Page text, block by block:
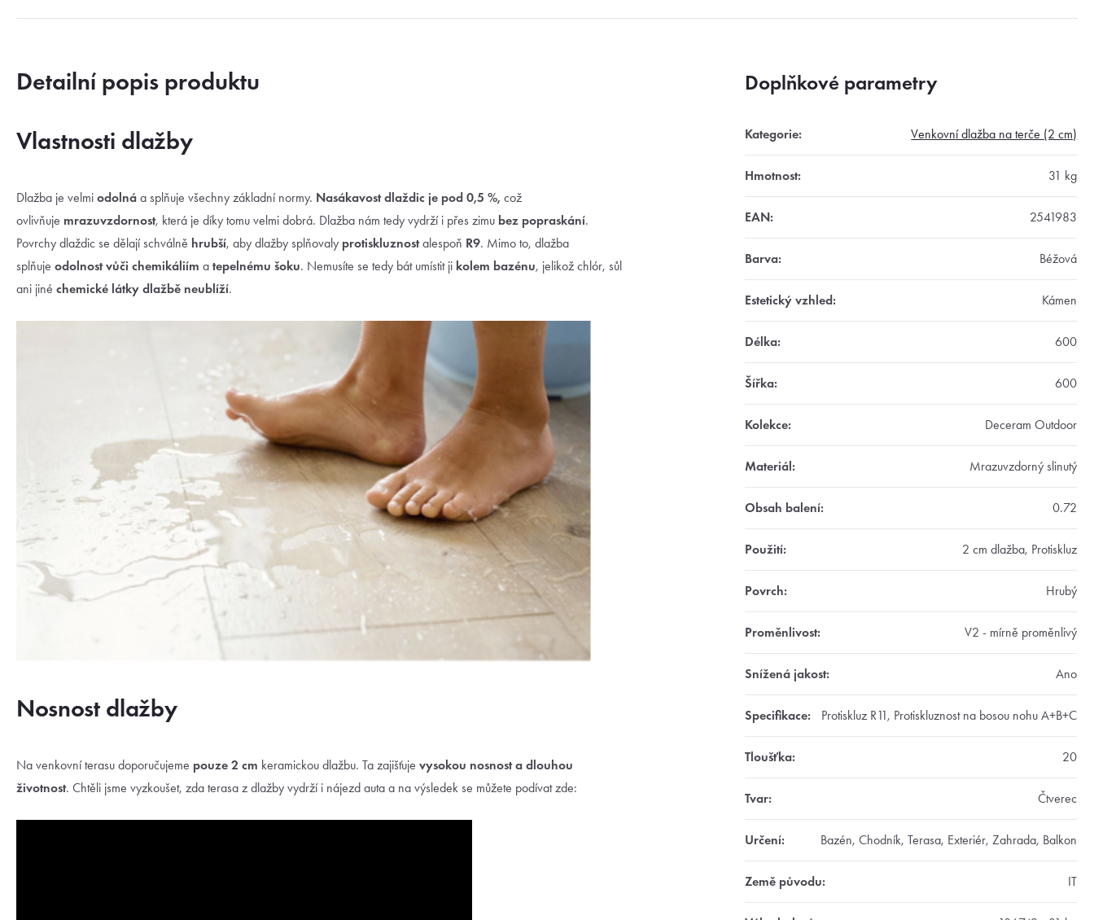
Detailní popis produktu
Vlastnosti dlažby
Dlažba je velmi odolná a splňuje všechny základní normy. Nasákavost dlaždic je pod 0,5 %, což
ovlivňuje mrazuvzdornost, která je díky tomu velmi dobrá. Dlažba nám tedy vydrží i přes zimu bez popraskání.
Povrchy dlaždic se dělají schválně hrubší, aby dlažby splňovaly protiskluznostalespoň R9. Mimo to, dlažba
splňuje odolnost vůči chemikáliím a tepelnému šoku. Nemusíte se tedy bát umístit ji kolem bazénu, jelikož chlór, sůl
ani jiné chemické látky dlažbě neublíží.
Nosnost dlažby
Na venkovní terasu doporučujeme pouze 2 cm keramickou dlažbu. Ta zajišťuje vysokou nosnost a dlouhou
životnost. Chtěli jsme vyzkoušet, zda terasa z dlažby vydrží i nájezd auta a na výsledek se můžete podívat zde:
Doplňkové parametry
Kategorie: Venkovní dlažba na terče (2 cm)
Hmotnost: 31 kg
EAN: 2541983
Barva: Béžová
Estetický vzhled: Kámen
Délka: 600
Šířka: 600
Kolekce: Deceram Outdoor
Materiál: Mrazuvzdorný slinutý
Obsah balení: 0.72
Použití: 2 cm dlažba, Protiskluz
Povrch: Hrubý
Proměnlivost: V2 - mírně proměnlivý
Snížená jakost: Ano
Specifikace: Protiskluz R11, Protiskluznost na bosou nohu A+B+C
Tloušťka: 20
Tvar: Čtverec
Určení: Bazén, Chodník, Terasa, Exteriér, Zahrada, Balkon
Země původu: IT